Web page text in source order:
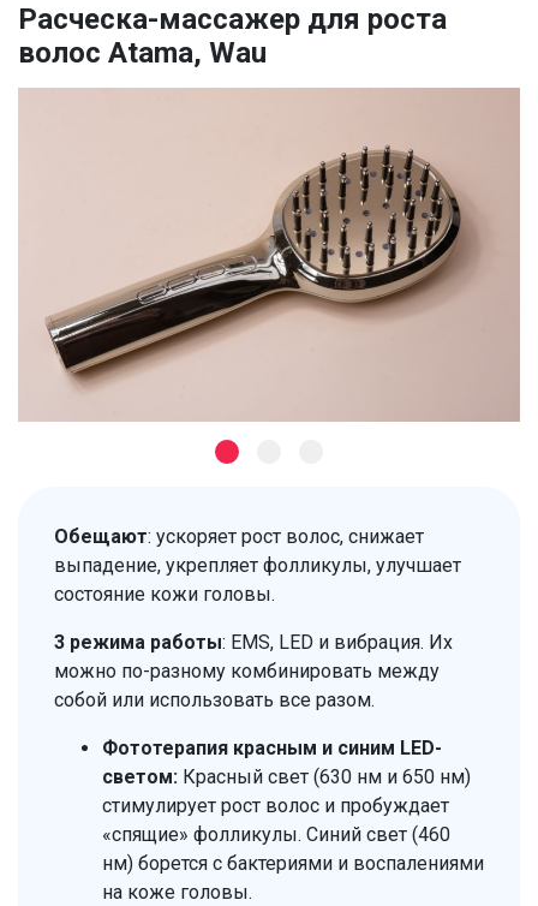
Расческа-массажер для роста
волос Atama, Wau
Обещают: ускоряет рост волос, снижает
выпадение, укрепляет фолликулы, улучшает
состояние кожи головы.
3 режима работы: EMS, LED и вибрация. Их
можно по-разному комбинировать между
собой или использовать все разом.
Фототерапия красным и синим LED-
светом: Красный свет (630 нм и 650 нм)
стимулирует рост волос и пробуждает
«спящие» фолликулы. Синий свет (460
нм) борется с бактериями и воспалениями
на коже головы.